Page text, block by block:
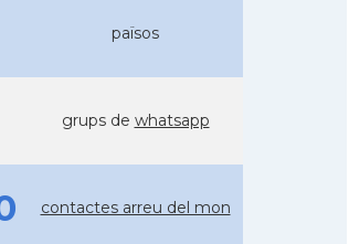
països
grups de whatsapp
contactes arreu del mon